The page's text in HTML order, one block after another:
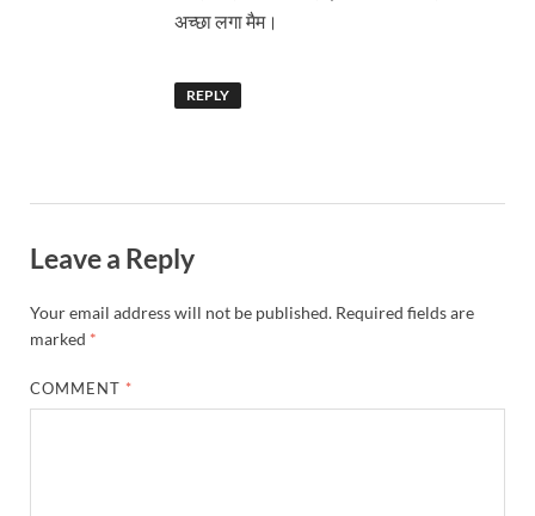
अच्छा लगा मैम।
REPLY
Leave a Reply
Your email address will not be published. Required fields are
marked *
COMMENT *